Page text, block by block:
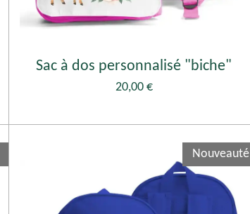
Sac à dos personnalisé "biche"
20,00 €
Nouveauté